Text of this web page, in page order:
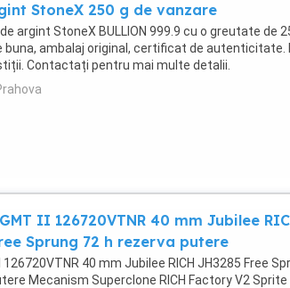
StoneX 250 g de vanzare
argint StoneX BULLION 999.9 cu o greutate de
buna, ambalaj original, certificat de autenticitate.
Contactați pentru mai multe detalii.
II 126720VTNR 40 mm Jubilee
Sprung 72 h rezerva putere
126720VTNR 40 mm Jubilee RICH JH3285 Free
Mecanism Superclone RICH Factory V2 Sprite